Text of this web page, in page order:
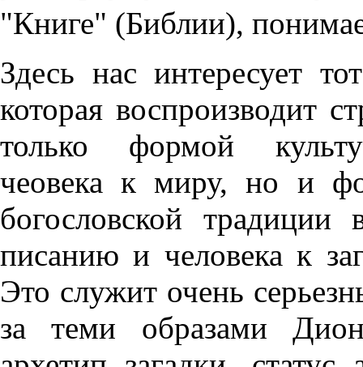
"Книге" (Библии),
Здесь нас интересует
которая воспроизводит
только формой
чеовека к миру, но и
богословской
писанию и человека к
Это служит очень
за теми образами